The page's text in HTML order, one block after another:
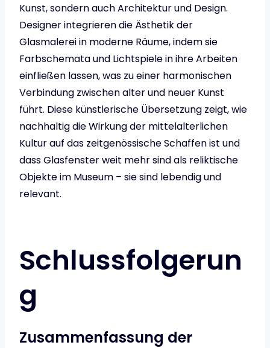
Kunst, sondern auch Architektur und Design.
Designer integrieren die Ästhetik der
Glasmalerei in moderne Räume, indem sie
Farbschemata und Lichtspiele in ihre Arbeiten
einfließen lassen, was zu einer harmonischen
Verbindung zwischen alter und neuer Kunst
führt. Diese künstlerische Übersetzung zeigt, wie
nachhaltig die Wirkung der mittelalterlichen
Kultur auf das zeitgenössische Schaffen ist und
dass Glasfenster weit mehr sind als reliktische
Objekte im Museum – sie sind lebendig und
relevant.
Schlussfolgerun
g
Zusammenfassung der